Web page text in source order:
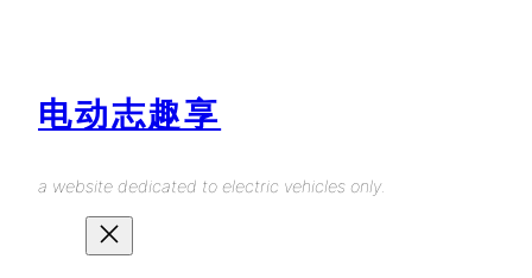
电动志趣享
a website dedicated to electric vehicles only.